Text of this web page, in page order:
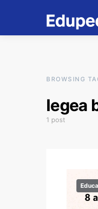
BROWSING
legea
1 post